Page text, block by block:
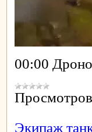
00:00
Экипаж